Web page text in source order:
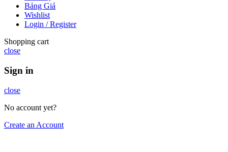
Bảng Giá
Wishlist
Login / Register
Shopping cart
close
Sign in
close
No account yet?
Create an Account